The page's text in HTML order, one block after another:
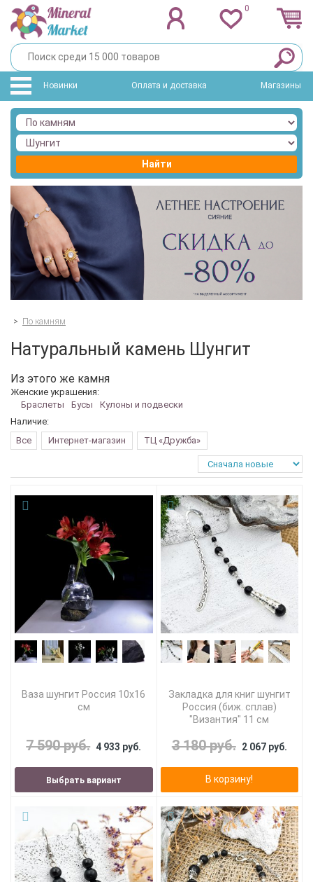
0
Новинки Оплата и доставка Магазины
Найти
> По камням
Натуральный камень Шунгит
Из этого же камня
Женские украшения:
Браслеты
Бусы
Кулоны и подвески
Наличие:
Все
Интернет-магазин ТЦ «Дружба»
Ваза шунгит Россия 10х16
см
7 590 руб. 4 933 руб.
Выбрать вариант
Закладка для книг шунгит
Россия (биж. сплав)
"Византия" 11 см
3 180 руб. 2 067 руб.
В корзину!